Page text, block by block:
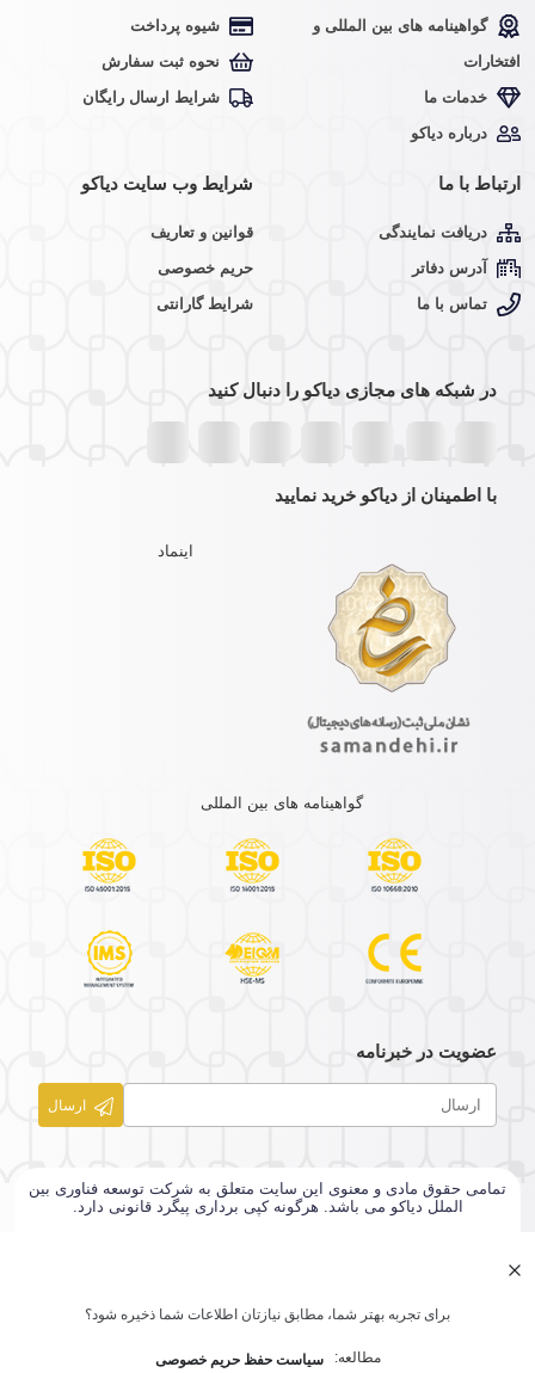
گواهینامه های بین المللی و
افتخارات
خدمات ما
درباره دیاکو
شیوه پرداخت
نحوه ثبت سفارش
شرایط ارسال رایگان
ارتباط با ما
دریافت نمایندگی
آدرس دفاتر
تماس با ما
شرایط وب سایت دیاکو
قوانین و تعاریف
حریم خصوصی
شرایط گارانتی
در شبکه های مجازی دیاکو را دنبال کنید
با اطمینان از دیاکو خرید نمایید
اینماد
گواهینامه های بین المللی
عضویت در خبرنامه
تمامی حقوق مادی و معنوی این سایت متعلق به شرکت توسعه فناوری بین
الملل دیاکو می باشد. هرگونه کپی برداری پیگرد قانونی دارد.
برای تجربه بهتر شما، مطابق نیازتان اطلاعات شما ذخیره شود؟
مطالعه: سیاست حفظ حریم خصوصی